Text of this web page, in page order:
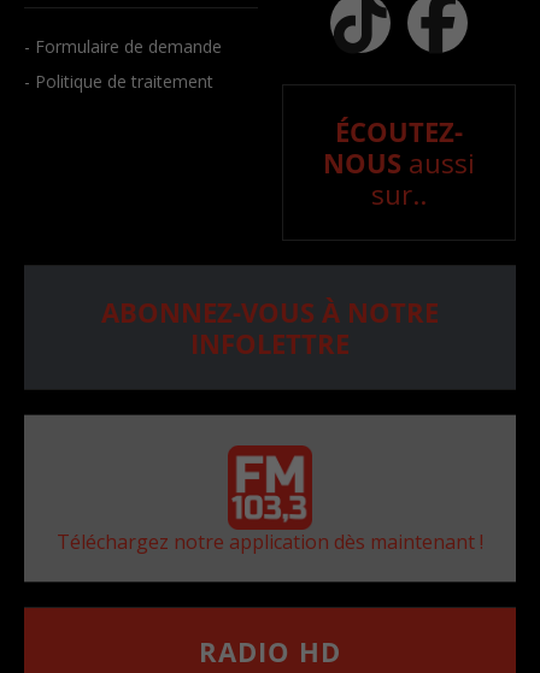
- Formulaire de demande
- Politique de traitement
ÉCOUTEZ-
NOUS aussi
sur..
ABONNEZ-VOUS À NOTRE
INFOLETTRE
Téléchargez notre application dès maintenant !
RADIO HD